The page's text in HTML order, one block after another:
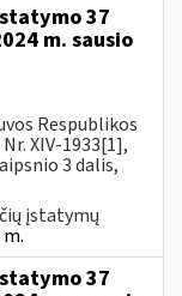
37
m. sausio
Respublikos
XIV-1933[1],
3 dalis,
įstatymų
37